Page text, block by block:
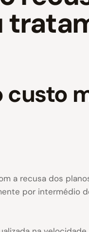
custo
a recusa dos
por intermédio